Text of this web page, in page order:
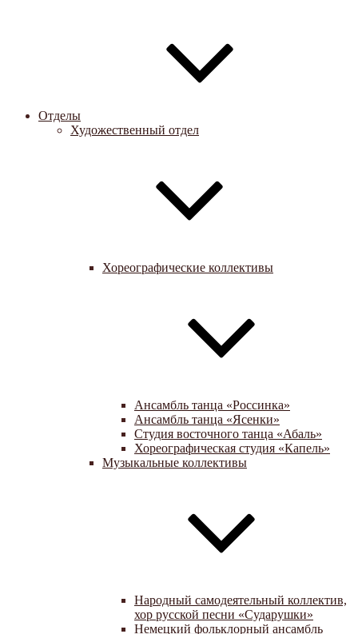
Отделы
Художественный отдел
Хореографические коллективы
Ансамбль танца «Россинка»
Ансамбль танца «Ясенки»
Студия восточного танца «Абаль»
Хореографическая студия «Капель»
Музыкальные коллективы
Народный самодеятельный коллектив,
хор русской песни «Сударушки»
Немецкий фольклорный ансамбль